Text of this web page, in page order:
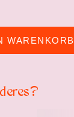
WARENKORB